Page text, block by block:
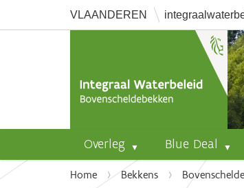
VLAANDEREN
Overleg Blue Deal
U
Home Bekkens